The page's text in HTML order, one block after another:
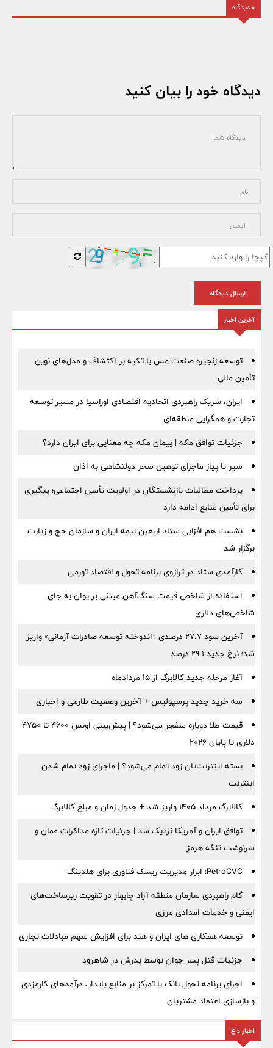
0 دیدگاه
دیدگاه خود را بیان کنید
ارسال دیدگاه
آخرین اخبار
توسعه زنجیره صنعت مس با تکیه بر اکتشاف و مدل‌های نوین
تأمین مالی
ایران، شریک راهبردی اتحادیه اقتصادی اوراسیا در مسیر توسعه
تجارت و همگرایی منطقه‌ای
جزئیات توافق مکه | پیمان مکه چه معنایی برای ایران دارد؟
سیر تا پیاز ماجرای توهین سحر دولتشاهی به اذان
پرداخت مطالبات بازنشستگان در اولویت تأمین اجتماعی؛ پیگیری
برای تأمین منابع ادامه دارد
نشست هم افزایی ستاد اربعین بیمه ایران و سازمان حج و زیارت
برگزار شد
کارآمدی ستاد در ترازوی برنامه تحول و اقتصاد تورمی
استفاده از شاخص قیمت سنگ‌آهن مبتنی بر یوان به جای
شاخص‌های دلاری
آخرین سود ۲۷.۷ درصدی «اندوخته توسعه صادرات آرمانی» واریز
شد؛ نرخ جدید ۲۹.۱ درصد
آغاز مرحله جدید کالابرگ از ۱۵ مردادماه
سه خرید جدید پرسپولیس + آخرین وضعیت طارمی و اخباری
قیمت طلا دوباره منفجر می‌شود؟ | پیش‌بینی اونس ۴۶۰۰ تا ۴۷۵۰
دلاری تا پایان ۲۰۲۶
بسته اینترنت‌تان زود تمام می‌شود؟ | ماجرای زود تمام شدن
اینترنت
کالابرگ مرداد ۱۴۰۵ واریز شد + جدول زمان و مبلغ کالابرگ
توافق ایران و آمریکا نزدیک شد | جزئیات تازه مذاکرات عمان و
سرنوشت تنگه هرمز
PetroCVC؛ ابزار مدیریت ریسک فناوری برای هلدینگ
گام راهبردی سازمان منطقه آزاد چابهار در تقویت زیرساخت‌های
ایمنی و خدمات امدادی مرزی
توسعه همکاری های ایران و هند برای افزایش سهم مبادلات تجاری
جزئیات قتل پسر جوان توسط پدرش در شاهرود
اجرای برنامه تحول بانک با تمرکز بر منابع پایدار، درآمدهای کارمزدی
و بازسازی اعتماد مشتریان
اخبار داغ